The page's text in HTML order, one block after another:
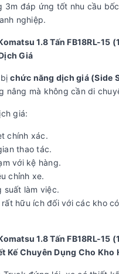
3m đáp ứng tốt nhu cầu
nghiệp.
1.8 Tấn FB18RL-15
Giá
bịchức năng dịch giá (Side
nâng mà không cần di
giá:
chính xác.
thao tác.
với kệ hàng.
chỉnh xe.
suất làm việc.
hữu ích đối với các kho
1.8 Tấn FB18RL-15
Kế Chuyên Dụng Cho Kho